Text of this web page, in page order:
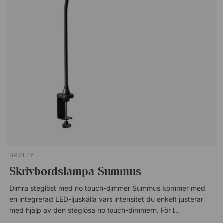
sitta med god komfort. Stolen är i fint skick och fullt
BRIZLEY
Skrivbordslampa Summus
Dimra steglöst med no touch-dimmer Summus kommer med
en integrerad LED-ljuskälla vars intensitet du enkelt justerar
med hjälp av den steglösa no touch-dimmern. För handen